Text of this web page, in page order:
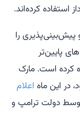
استفاده کرده‌اند.
را
پایین‌تر
کرده است. مارک
در این ماه اعلام
دولت ترامپ و